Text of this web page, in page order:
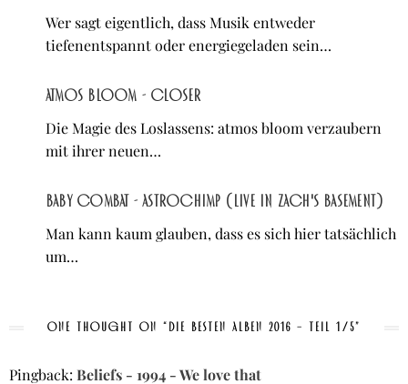
Wer sagt eigentlich, dass Musik entweder
tiefenentspannt oder energiegeladen sein…
atmos bloom - Closer
Die Magie des Loslassens: atmos bloom verzaubern
mit ihrer neuen…
Baby Combat - Astrochimp (Live in Zach's Basement)
Man kann kaum glauben, dass es sich hier tatsächlich
um…
ONE THOUGHT ON “DIE BESTEN ALBEN 2016 – TEIL 1/5”
Pingback: Beliefs - 1994 - We love that